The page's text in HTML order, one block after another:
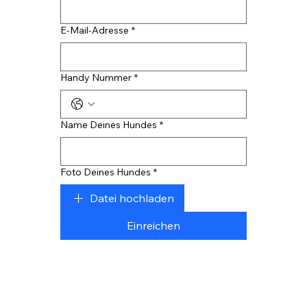
E-Mail-Adresse *
Handy Nummer *
Name Deines Hundes *
Foto Deines Hundes *
Datei hochladen
Einreichen